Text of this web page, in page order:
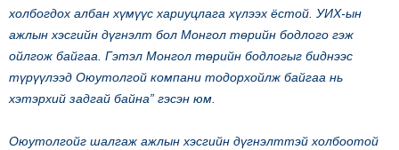
холбогдох албан хүмүүс хариуцлага хүлээх ёстой. УИХ-ын
ажлын хэсгийн дүгнэлт бол Монгол төрийн бодлого гэж
ойлгож байгаа. Гэтэл Монгол төрийн бодлогыг биднээс
түрүүлээд Оюутолгой компани тодорхойлж байгаа нь
хэтэрхий задгай байна” гэсэн юм.
Оюутолгойг шалгаж ажлын хэсгийн дүгнэлттэй холбоотой